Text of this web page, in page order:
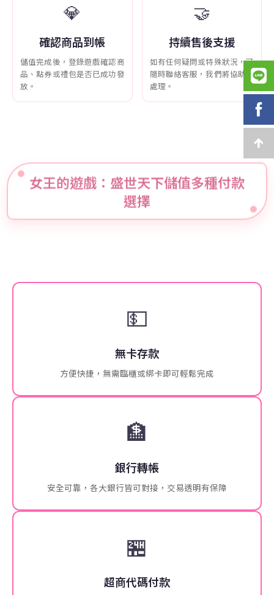
💎
確認商品到帳
儲值完成後，登錄遊戲確認商
品、點券或禮包是否已成功發
放。
🤝
持續售後支援
如有任何疑問或特殊狀況，可
隨時聯絡客服，我們將協助您
處理。
女王的遊戲：盛世天下儲值多種付款
選擇
💵
無卡存款
方便快捷，無需臨櫃或綁卡即可輕鬆完成
🏦
銀行轉帳
安全可靠，各大銀行皆可對接，交易透明有保障
🏪
超商代碼付款